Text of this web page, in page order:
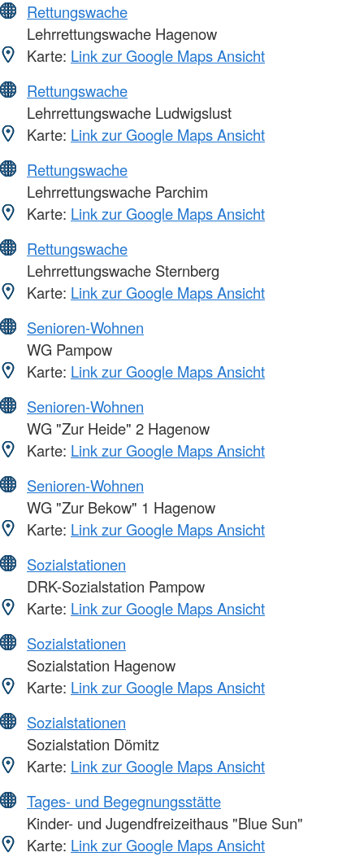
Rettungswache
Lehrrettungswache Hagenow
Karte: Link zur Google Maps Ansicht
Rettungswache
Lehrrettungswache Ludwigslust
Karte: Link zur Google Maps Ansicht
Rettungswache
Lehrrettungswache Parchim
Karte: Link zur Google Maps Ansicht
Rettungswache
Lehrrettungswache Sternberg
Karte: Link zur Google Maps Ansicht
Senioren-Wohnen
WG Pampow
Karte: Link zur Google Maps Ansicht
Senioren-Wohnen
WG "Zur Heide" 2 Hagenow
Karte: Link zur Google Maps Ansicht
Senioren-Wohnen
WG "Zur Bekow" 1 Hagenow
Karte: Link zur Google Maps Ansicht
Sozialstationen
DRK-Sozialstation Pampow
Karte: Link zur Google Maps Ansicht
Sozialstationen
Sozialstation Hagenow
Karte: Link zur Google Maps Ansicht
Sozialstationen
Sozialstation Dömitz
Karte: Link zur Google Maps Ansicht
Tages- und Begegnungsstätte
Kinder- und Jugendfreizeithaus "Blue Sun"
Karte: Link zur Google Maps Ansicht